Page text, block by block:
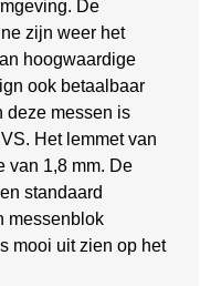
De
zijn weer het
hoogwaardige
ook betaalbaar
deze messen is
Het lemmet van
van 1,8 mm. De
standaard
messenblok
mooi uit zien op het